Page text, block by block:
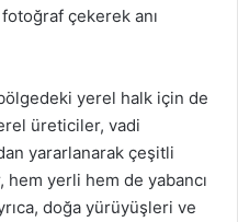
çekerek anı
yerel halk için de
üreticiler, vadi
yararlanarak çeşitli
yerli hem de yabancı
doğa yürüyüşleri ve